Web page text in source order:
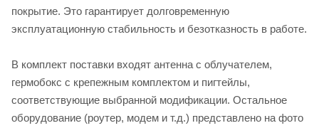
покрытие. Это гарантирует долговременную
эксплуатационную стабильность и безотказность в работе.
В комплект поставки входят антенна с облучателем,
гермобокс с крепежным комплектом и пигтейлы,
соответствующие выбранной модификации. Остальное
оборудование (роутер, модем и т.д.) представлено на фото